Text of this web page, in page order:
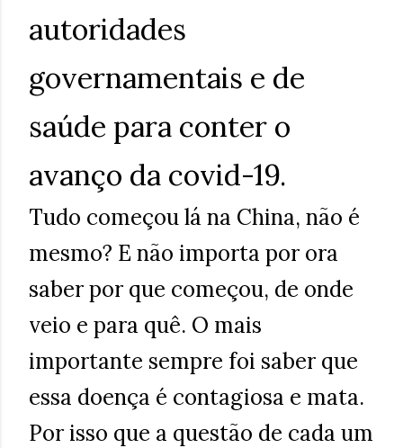
autoridades
governamentais e de
saúde para conter o
avanço da covid-19.
Tudo começou lá na China, não é
mesmo? E não importa por ora
saber por que começou, de onde
veio e para quê. O mais
importante sempre foi saber que
essa doença é contagiosa e mata.
Por isso que a questão de cada um